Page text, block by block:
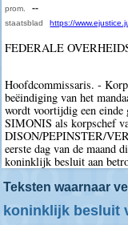
prom. --
staatsblad https://
FEDERALE
Hoofdcommissaris. -
beëindiging van het
wordt voortijdig een einde
SIMONIS als korpschef
DISON/PEPINSTER/
eerste dag van de maand
koninklijk besluit aan
Teksten waarnaar
koninklijk besluit